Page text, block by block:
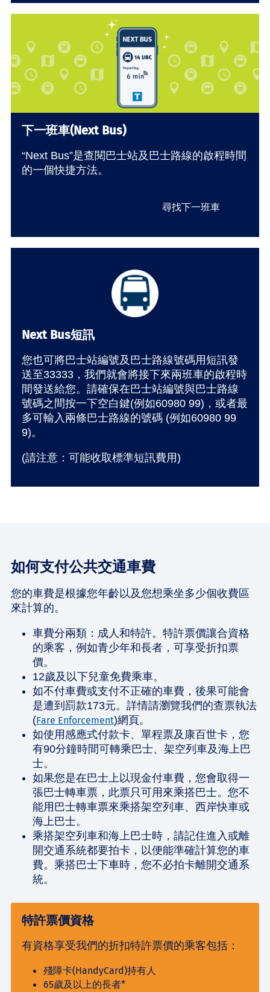
下一班車(Next Bus)
“Next Bus”是查閱巴士站及巴士路線的啟程時間
的一個快捷方法。
尋找下一班車
Next Bus短訊
您也可將巴士站編號及巴士路線號碼用短訊發
送至33333，我們就會將接下來兩班車的啟程時
間發送給您。請確保在巴士站編號與巴士路線
號碼之間按一下空白鍵(例如60980 99)，或者最
多可輸入兩條巴士路線的號碼 (例如60980 99
9)。
(請注意：可能收取標準短訊費用)
如何支付公共交通車費
您的車費是根據您年齡以及您想乘坐多少個收費區
來計算的。
車費分兩類：成人和特許。特許票價讓合資格
的乘客，例如青少年和長者，可享受折扣票
價。
12歲及以下兒童免費乘車。
如不付車費或支付不正確的車費，後果可能會
是遭到罰款173元。詳情請瀏覽我們的查票執法
(Fare Enforcement)網頁。
如使用感應式付款卡、單程票及康百世卡，您
有90分鐘時間可轉乘巴士、架空列車及海上巴
士。
如果您是在巴士上以現金付車費，您會取得一
張巴士轉車票，此票只可用來乘搭巴士。您不
能用巴士轉車票來乘搭架空列車、西岸快車或
海上巴士。
乘搭架空列車和海上巴士時，請記住進入或離
開交通系統都要拍卡，以便能準確計算您的車
費。乘搭巴士下車時，您不必拍卡離開交通系
統。
特許票價資格
有資格享受我們的折扣特許票價的乘客包括：
殘障卡(HandyCard)持有人
65歲及以上的長者*